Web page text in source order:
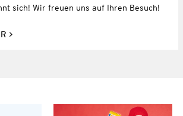
sich! Wir freuen uns auf Ihren Besuch!